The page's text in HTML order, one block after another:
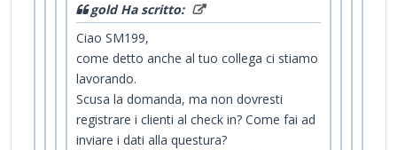
gold Ha scritto:
Ciao SM199,
come detto anche al tuo collega ci stiamo
lavorando.
Scusa la domanda, ma non dovresti
registrare i clienti al check in? Come fai ad
inviare i dati alla questura?